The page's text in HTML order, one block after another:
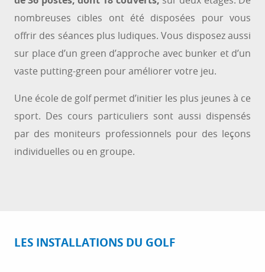
nombreuses cibles ont été disposées pour vous
offrir des séances plus ludiques. Vous disposez aussi
sur place d’un green d’approche avec bunker et d’un
vaste putting-green pour améliorer votre jeu.
Une école de golf permet d’initier les plus jeunes à ce
sport. Des cours particuliers sont aussi dispensés
par des moniteurs professionnels pour des leçons
individuelles ou en groupe.
LES INSTALLATIONS DU GOLF